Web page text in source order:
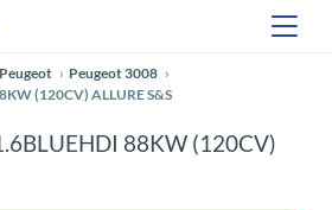
Peugeot
Peugeot 3008
(120CV) ALLURE S&S
88KW (120CV)